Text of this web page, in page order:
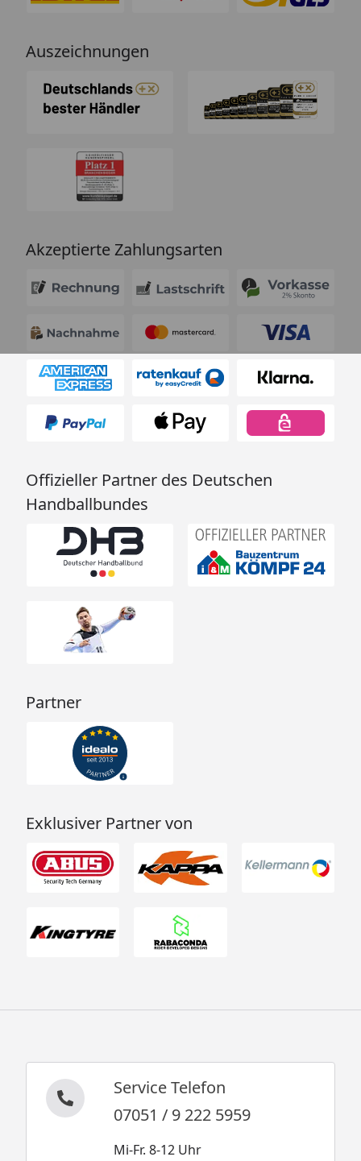
Auszeichnungen
Akzeptierte Zahlungsarten
Offizieller Partner des Deutschen
Handballbundes
Partner
Exklusiver Partner von
Service Telefon
07051 / 9 222 5959
Mi-Fr. 8-12 Uhr